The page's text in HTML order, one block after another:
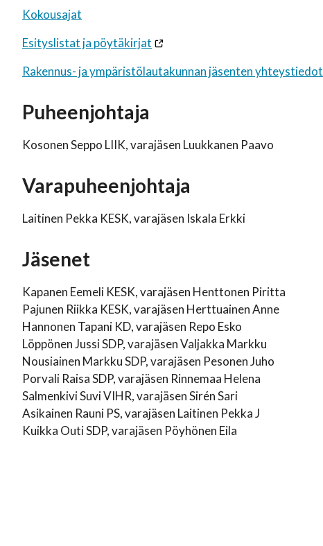
Kokousajat
Esityslistat ja pöytäkirjat
Rakennus- ja ympäristölautakunnan jäsenten yhteystiedot
Puheenjohtaja
Kosonen Seppo LIIK, varajäsen Luukkanen Paavo
Varapuheenjohtaja
Laitinen Pekka KESK, varajäsen Iskala Erkki
Jäsenet
Kapanen Eemeli KESK, varajäsen Henttonen Piritta
Pajunen Riikka KESK, varajäsen Herttuainen Anne
Hannonen Tapani KD, varajäsen Repo Esko
Löppönen Jussi SDP, varajäsen Valjakka Markku
Nousiainen Markku SDP, varajäsen Pesonen Juho
Porvali Raisa SDP, varajäsen Rinnemaa Helena
Salmenkivi Suvi VIHR, varajäsen Sirén Sari
Asikainen Rauni PS, varajäsen Laitinen Pekka J
Kuikka Outi SDP, varajäsen Pöyhönen Eila